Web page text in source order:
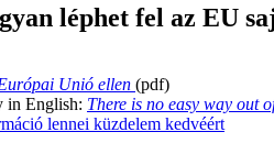
léphet fel az EU
Unió ellen (pdf)
in English: There is no easy way out
lennei küzdelem kedvéért